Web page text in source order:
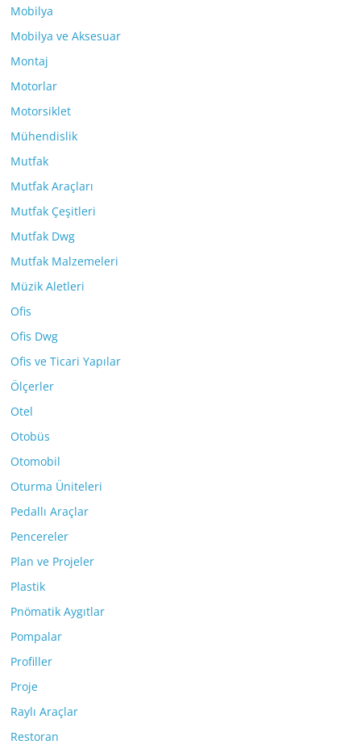
Mobilya
Mobilya ve Aksesuar
Montaj
Motorlar
Motorsiklet
Mühendislik
Mutfak
Mutfak Araçları
Mutfak Çeşitleri
Mutfak Dwg
Mutfak Malzemeleri
Müzik Aletleri
Ofis
Ofis Dwg
Ofis ve Ticari Yapılar
Ölçerler
Otel
Otobüs
Otomobil
Oturma Üniteleri
Pedallı Araçlar
Pencereler
Plan ve Projeler
Plastik
Pnömatik Aygıtlar
Pompalar
Profiller
Proje
Raylı Araçlar
Restoran